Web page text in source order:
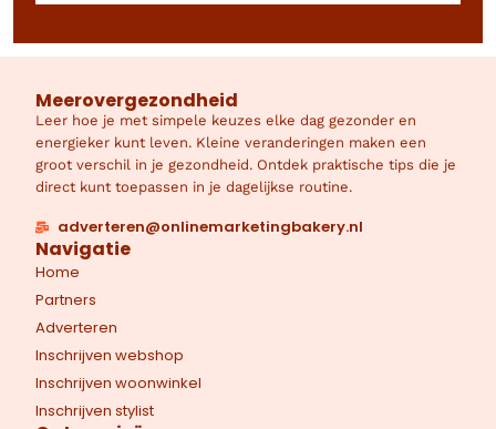
Meerovergezondheid
Leer hoe je met simpele keuzes elke dag gezonder en
energieker kunt leven. Kleine veranderingen maken een
groot verschil in je gezondheid. Ontdek praktische tips die je
direct kunt toepassen in je dagelijkse routine.
adverteren@onlinemarketingbakery.nl
Navigatie
Home
Partners
Adverteren
Inschrijven webshop
Inschrijven woonwinkel
Inschrijven stylist